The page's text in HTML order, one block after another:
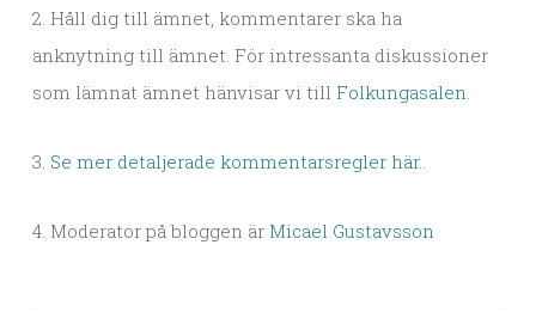
2. Håll dig till ämnet, kommentarer ska ha
anknytning till ämnet. För intressanta diskussioner
som lämnat ämnet hänvisar vi till Folkungasalen.
3. Se mer detaljerade kommentarsregler här..
4. Moderator på bloggen är Micael Gustavsson